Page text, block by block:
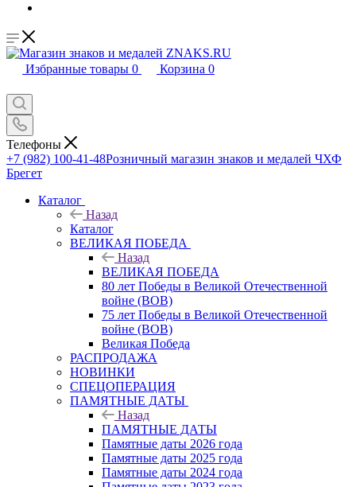
Избранные товары 0 Корзина 0
Телефоны
+7 (982) 100-41-48Розничный магазин знаков и медалей ЧХФ
Брегет
Каталог
Назад
Каталог
ВЕЛИКАЯ ПОБЕДА
Назад
ВЕЛИКАЯ ПОБЕДА
80 лет Победы в Великой Отечественной
войне (ВОВ)
75 лет Победы в Великой Отечественной
войне (ВОВ)
Великая Победа
РАСПРОДАЖА
НОВИНКИ
СПЕЦОПЕРАЦИЯ
ПАМЯТНЫЕ ДАТЫ
Назад
ПАМЯТНЫЕ ДАТЫ
Памятные даты 2026 года
Памятные даты 2025 года
Памятные даты 2024 года